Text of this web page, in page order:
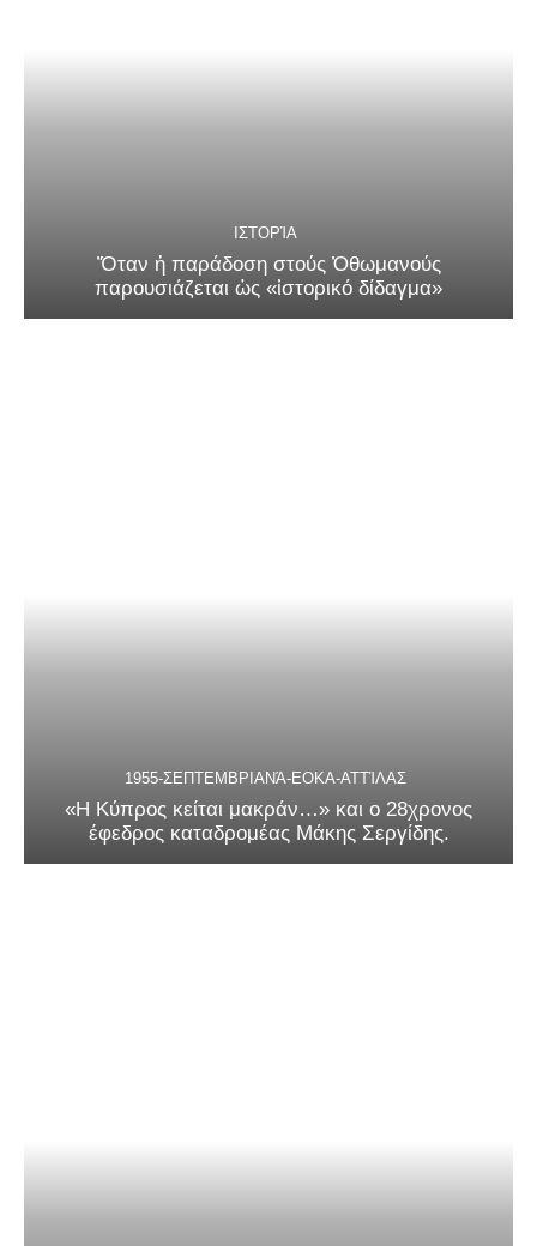
ΙΣΤΟΡΊΑ
Ὅταν ἡ παράδοση στούς Ὀθωμανούς
παρουσιάζεται ὡς «ἱστορικό δίδαγμα»
1955-ΣΕΠΤΕΜΒΡΙΑΝΆ-ΕΟΚΑ-ΑΤΤΊΛΑΣ
«Η Κύπρος κείται μακράν…» και ο 28χρονος
έφεδρος καταδρομέας Μάκης Σεργίδης.